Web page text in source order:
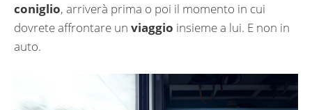
coniglio, arriverà prima o poi il momento in cui
dovrete affrontare un viaggio insieme a lui. E non in
auto.